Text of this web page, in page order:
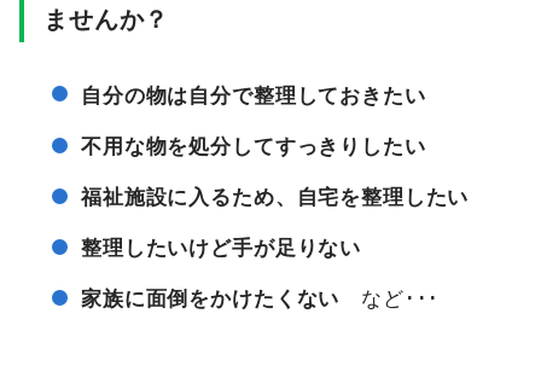
ませんか？
自分の物は自分で整理しておきたい
不用な物を処分してすっきりしたい
福祉施設に入るため、自宅を整理したい
整理したいけど手が足りない
家族に面倒をかけたくない など･･･